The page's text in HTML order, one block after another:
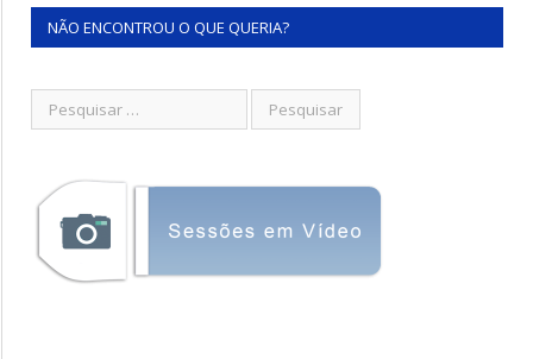
NÃO ENCONTROU O QUE QUERIA?